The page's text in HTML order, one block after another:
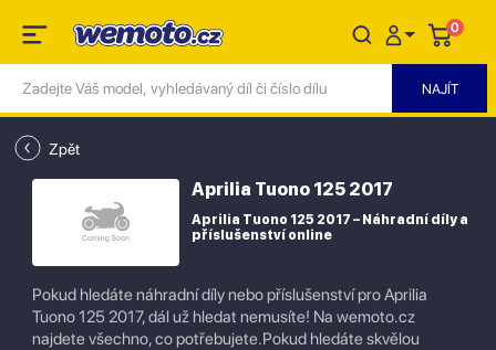
0
Zpět
Aprilia Tuono 125 2017
Aprilia Tuono 125 2017 – Náhradní díly a
příslušenství online
Pokud hledáte náhradní díly nebo příslušenství pro Aprilia
Tuono 125 2017, dál už hledat nemusíte! Na wemoto.cz
najdete všechno, co potřebujete.Pokud hledáte skvělou